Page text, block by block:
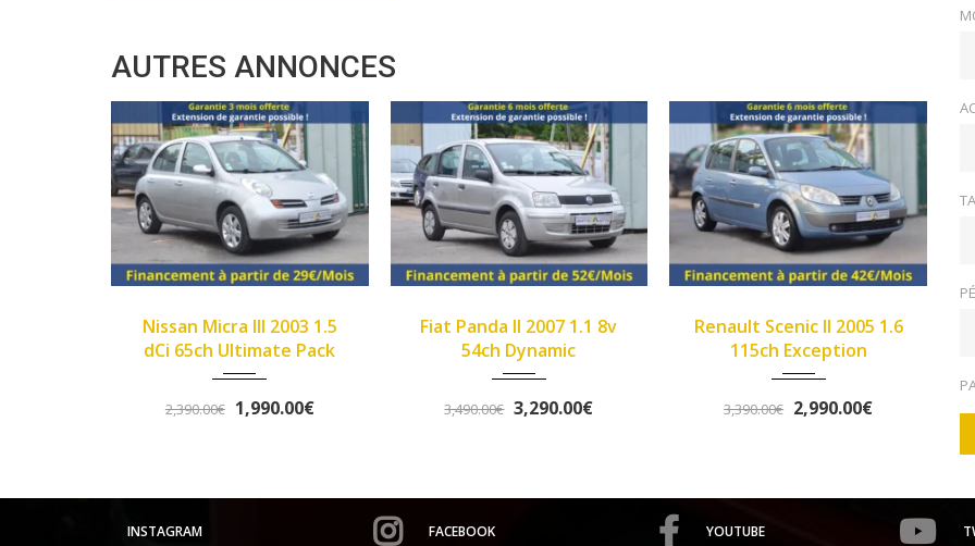
AUTRES ANNONCES
Fiat Panda II 2007 1.1 8v
54ch Dynamic
3,490.00€ 3,290.00€
149933
Renault Scenic II 2005 1.6
115ch Exception
3,390.00€ 2,990.00€
102345
>Opel Corsa IV 2013 1.2
Twinport 85ch Graphite
5,758.00€ 5,490.00€
INSTAGRAM FACEBOOK YOUTUBE